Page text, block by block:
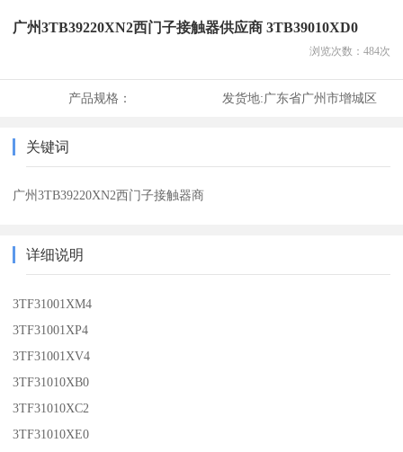
广州3TB39220XN2西门子接触器供应商 3TB39010XD0
浏览次数： 484次
产品规格： 发货地:广东省广州市增城区
关键词
广州3TB39220XN2西门子接触器商
详细说明
3TF31001XM4
3TF31001XP4
3TF31001XV4
3TF31010XB0
3TF31010XC2
3TF31010XE0